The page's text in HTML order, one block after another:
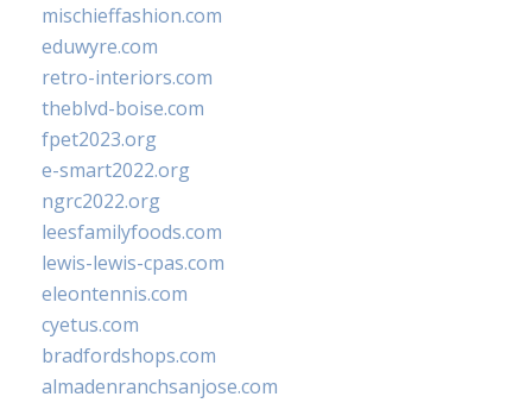
mischieffashion.com
eduwyre.com
retro-interiors.com
theblvd-boise.com
fpet2023.org
e-smart2022.org
ngrc2022.org
leesfamilyfoods.com
lewis-lewis-cpas.com
eleontennis.com
cyetus.com
bradfordshops.com
almadenranchsanjose.com